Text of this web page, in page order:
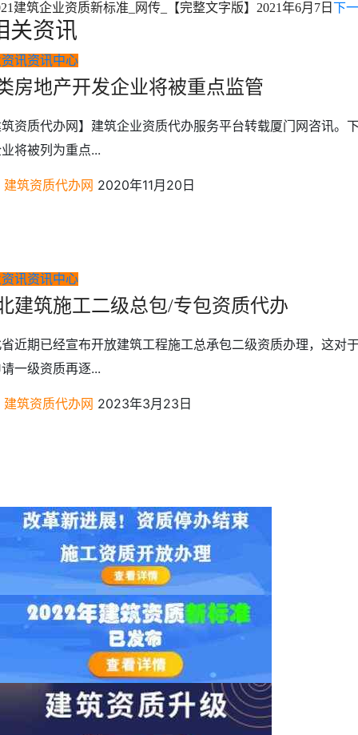
建筑企业资质新标准_网传_【完整文字版】 2021年6月7日 下
关资讯
讯资讯中心
房地产开发企业将被重点监管
资质代办网】建筑企业资质代办服务平台转载厦门网咨讯
将被列为重点...
建筑资质代办网 2020年11月20日
讯资讯中心
建筑施工二级总包/专包资质代办
近期已经宣布开放建筑工程施工总承包二级资质办理，这
一级资质再逐...
建筑资质代办网 2023年3月23日